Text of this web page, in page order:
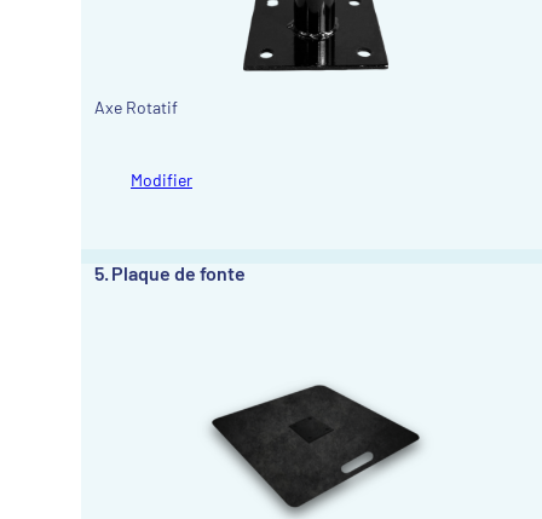
Axe Rotatif
Modifier
5 Plaque de fonte